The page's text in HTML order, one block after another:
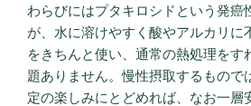
わらびにはプタキロシドという発癌
が、水に溶けやすく酸やアルカリに
をきちんと使い、通常の熱処理をす
題ありません。慢性摂取するもので
定の楽しみにとどめれば、なお一層